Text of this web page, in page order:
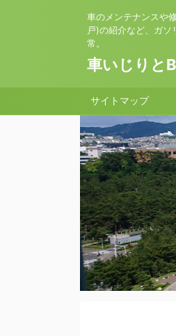
車のメンテナンスや
戸)の紹介など、ガソ
常。
車いじりと
サイトマップ